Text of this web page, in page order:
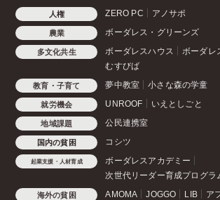
人権 ZERO PC アノサポ
農業 ボーダレス・グリーンズ
多文化共生 ボーダレスハウス
ボーダレ
むすびば
教育・子育て 夢中教室 小さな森の学童
就労機会 UNROOF いえとしごと
地域課題 公民連携室
国内の貧困 コシツ
起業支援・人材育成
ボーダレスアカデミー
次世代リーダー育成プログラ
海外の貧困 AMOMA JOGGO LIB
ア